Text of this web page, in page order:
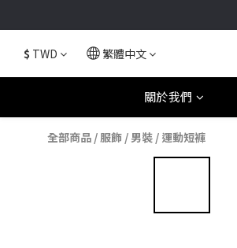
$ TWD 繁體中文
關於我們
全部商品 /服飾 / 男裝 / 運動短褲